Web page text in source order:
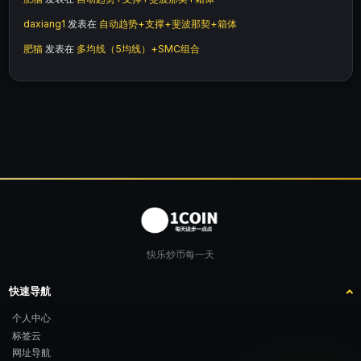
daxiang1 发表在 自动趋势+支撑+斐波那契+箱体
肥猫 发表在 多均线（5均线）+SMC组合
快乐炒币每一天
快速导航
个人中心
标签云
网址导航